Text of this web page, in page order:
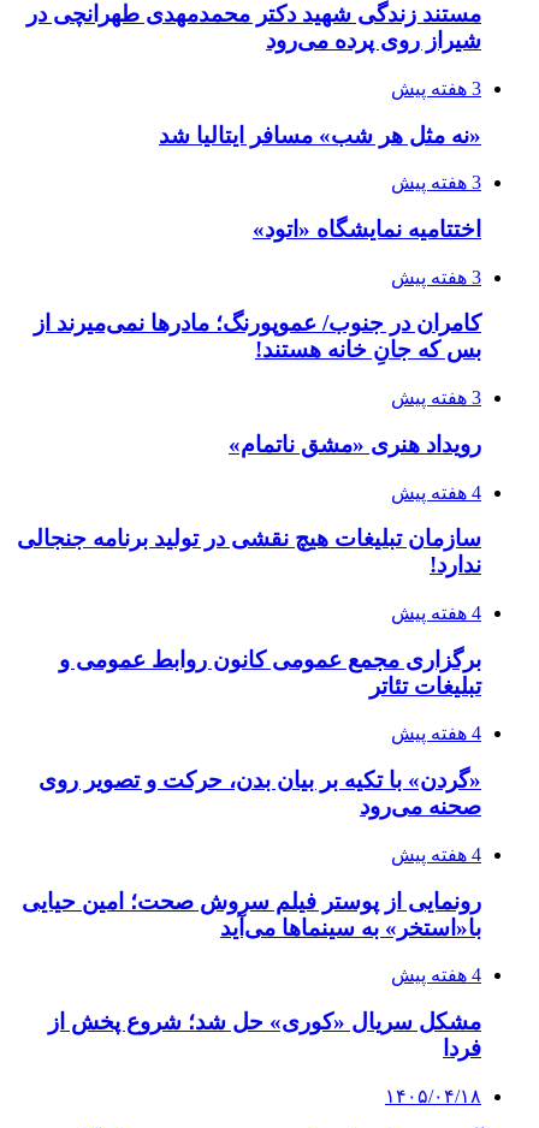
مستند زندگی شهید دکتر محمدمهدی طهرانچی در
شیراز روی پرده می‌رود
3 هفته پیش
«نه مثل هر شب» مسافر ایتالیا شد
3 هفته پیش
اختتامیه نمایشگاه «اتود»
3 هفته پیش
کامران در جنوب/ عموپورنگ؛ مادرها نمی‌میرند از
بس که جانِ خانه هستند!
3 هفته پیش
رویداد هنری «مشق ناتمام»
4 هفته پیش
سازمان تبلیغات هیچ نقشی در تولید برنامه جنجالی
ندارد!
4 هفته پیش
برگزاری مجمع عمومی کانون روابط عمومی و
تبلیغات تئاتر
4 هفته پیش
«گردن» با تکیه بر بیان بدن، حرکت و تصویر روی
صحنه می‌رود
4 هفته پیش
رونمایی از پوستر فیلم سروش صحت؛ امین حیایی
با«استخر» به سینماها می‌آید
4 هفته پیش
مشکل سریال «کوری» حل شد؛ شروع پخش از
فردا
۱۴۰۵/۰۴/۱۸